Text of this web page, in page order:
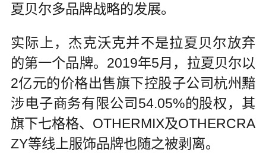
夏贝尔多品牌战略的发展。
实际上，杰克沃克并不是拉夏贝尔放弃
的第一个品牌。2019年5月，拉夏贝尔以
2亿元的价格出售旗下控股子公司杭州黯
涉电子商务有限公司54.05%的股权，其
旗下七格格、OTHERMIX及OTHERCRA
ZY等线上服饰品牌也随之被剥离。